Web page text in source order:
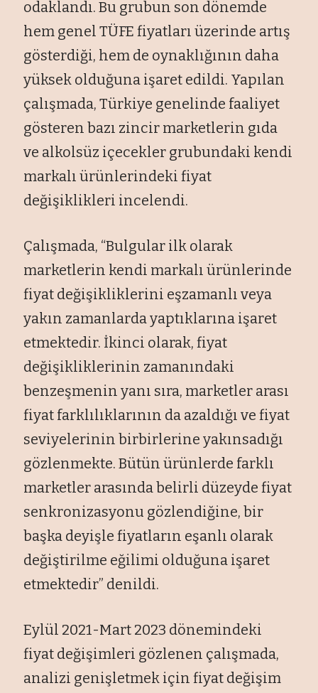
odaklandı. Bu grubun son dönemde
hem genel TÜFE fiyatları üzerinde artış
gösterdiği, hem de oynaklığının daha
yüksek olduğuna işaret edildi. Yapılan
çalışmada, Türkiye genelinde faaliyet
gösteren bazı zincir marketlerin gıda
ve alkolsüz içecekler grubundaki kendi
markalı ürünlerindeki fiyat
değişiklikleri incelendi.
Çalışmada, “Bulgular ilk olarak
marketlerin kendi markalı ürünlerinde
fiyat değişikliklerini eşzamanlı veya
yakın zamanlarda yaptıklarına işaret
etmektedir. İkinci olarak, fiyat
değişikliklerinin zamanındaki
benzeşmenin yanı sıra, marketler arası
fiyat farklılıklarının da azaldığı ve fiyat
seviyelerinin birbirlerine yakınsadığı
gözlenmekte. Bütün ürünlerde farklı
marketler arasında belirli düzeyde fiyat
senkronizasyonu gözlendiğine, bir
başka deyişle fiyatların eşanlı olarak
değiştirilme eğilimi olduğuna işaret
etmektedir” denildi.
Eylül 2021-Mart 2023 dönemindeki
fiyat değişimleri gözlenen çalışmada,
analizi genişletmek için fiyat değişim